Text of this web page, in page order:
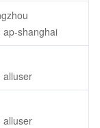
ap-shanghai
alluser
alluser